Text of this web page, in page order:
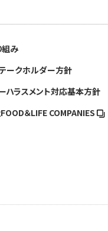
組み
ークホルダー方針
ハラスメント対応基本方針
＆LIFE COMPANIES